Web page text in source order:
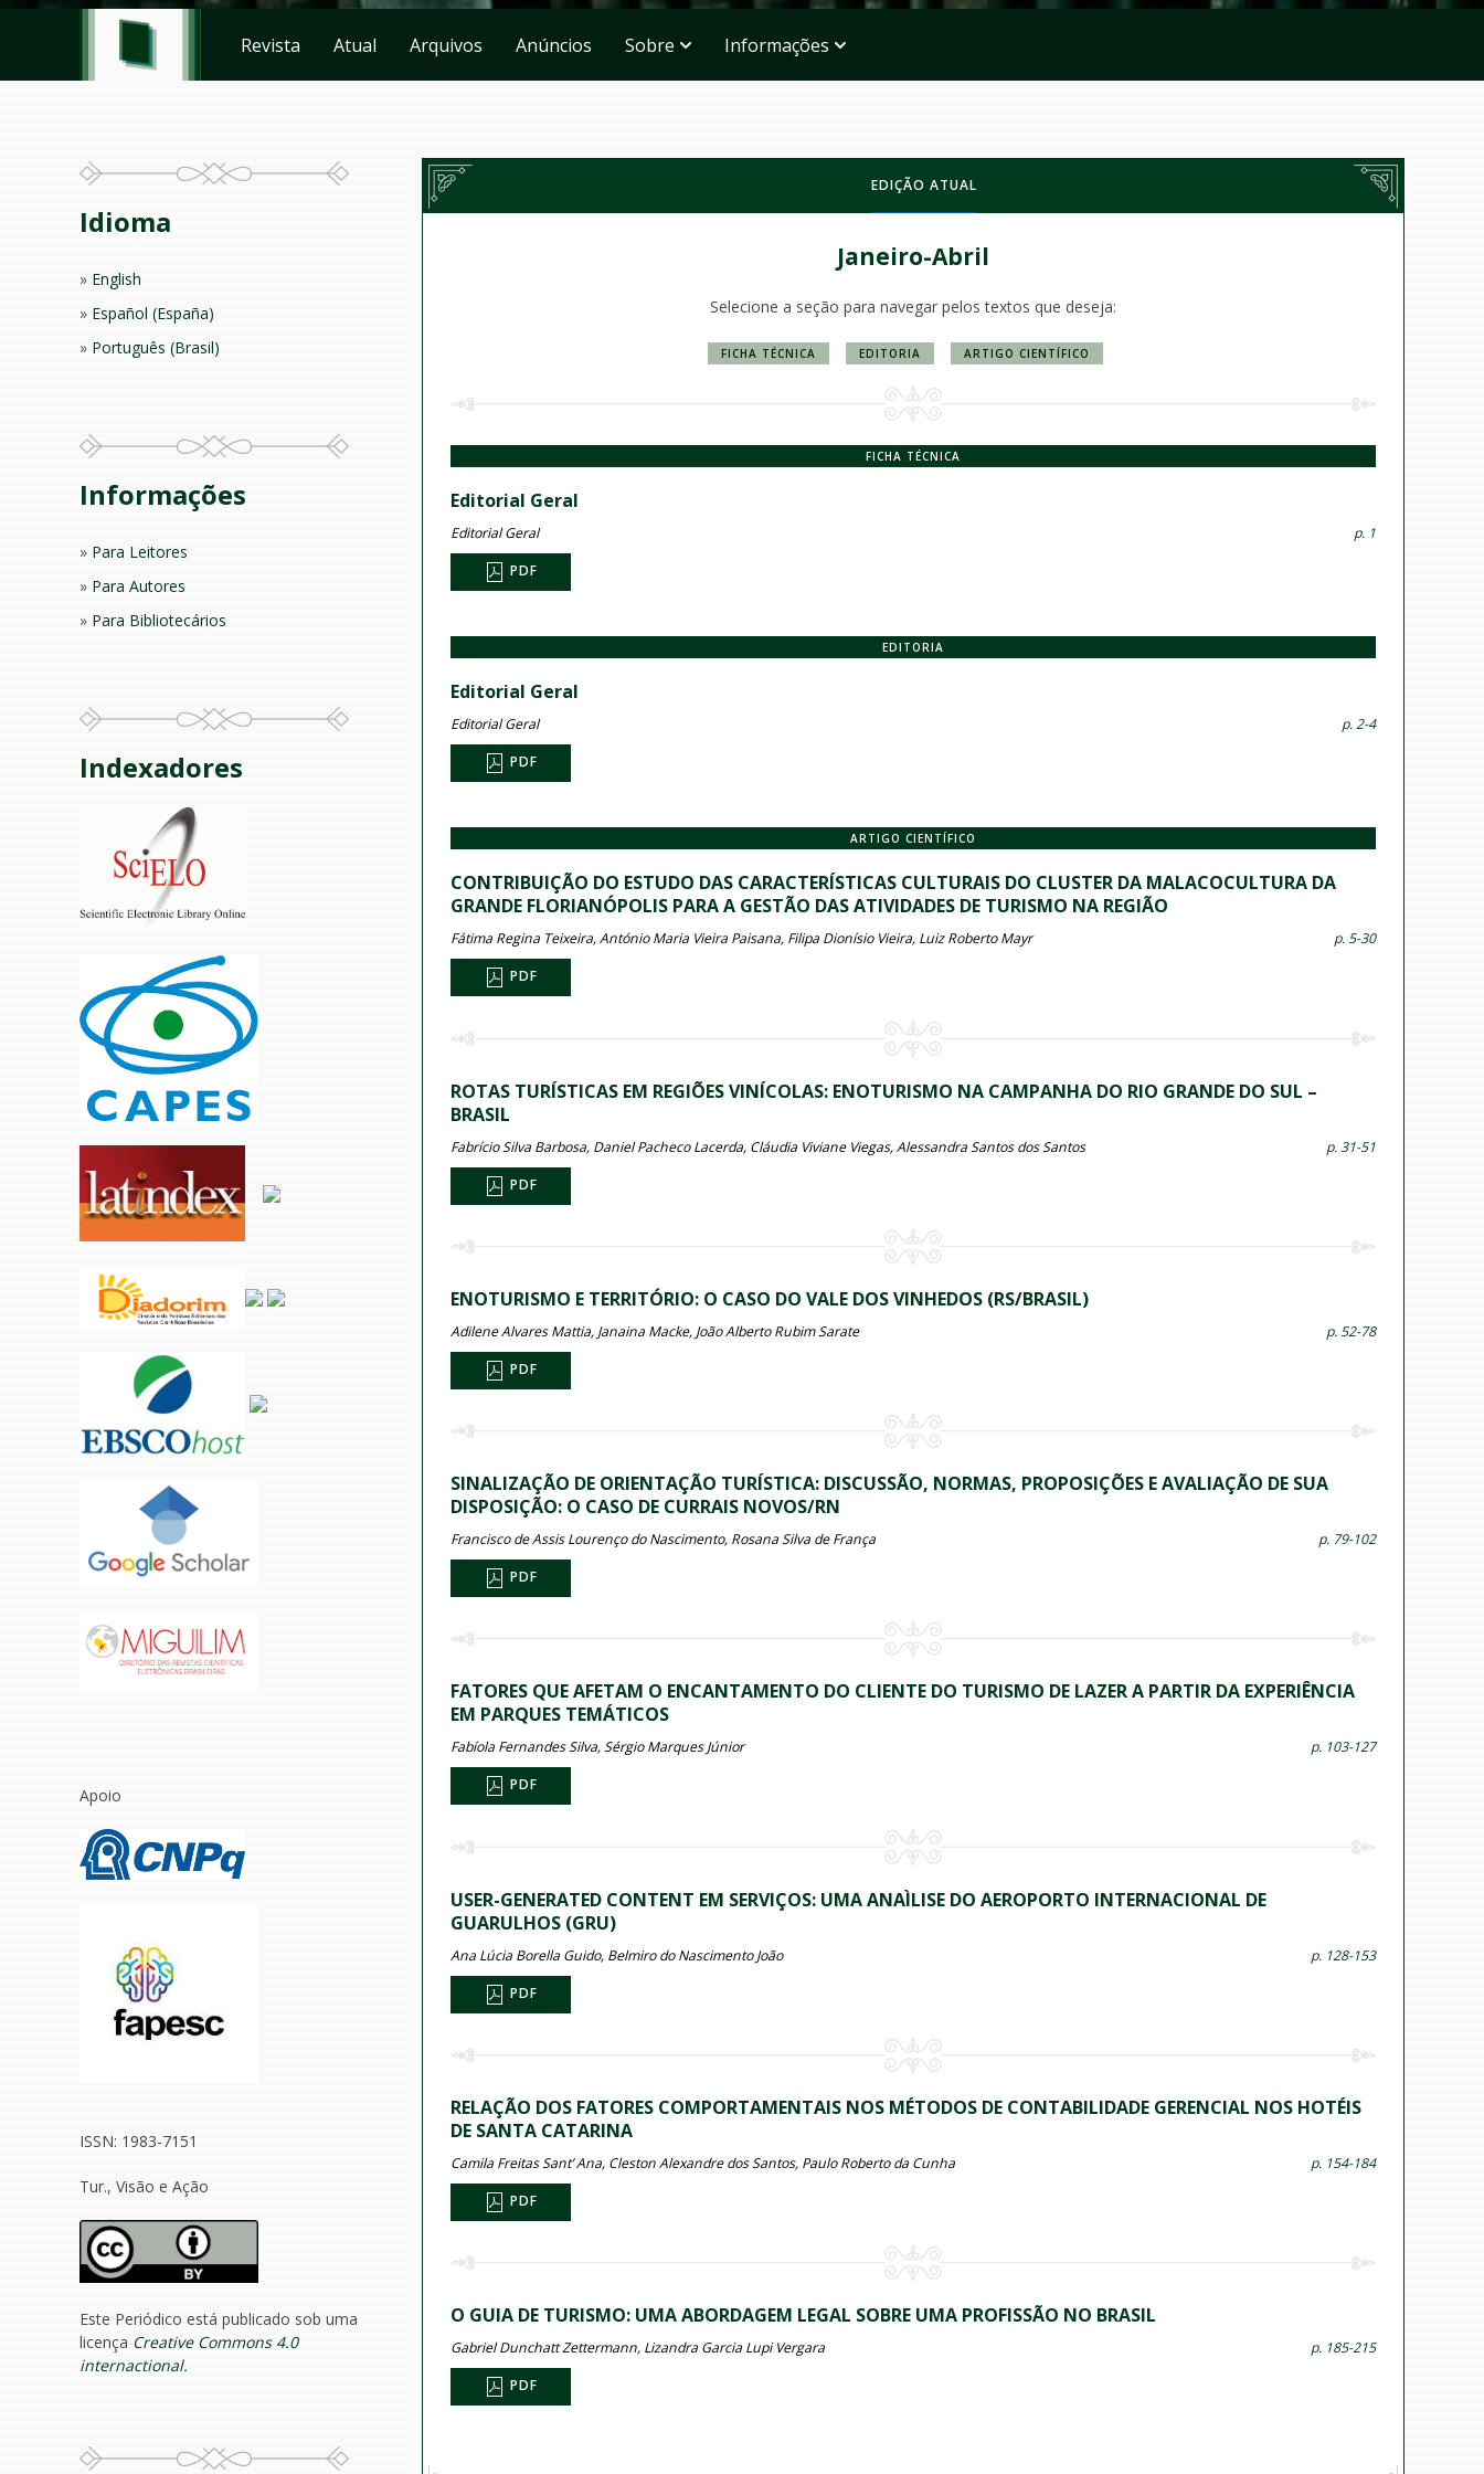
Revista Atual Arquivos Anúncios Sobre Informações
EDIÇÃO ATUAL
Janeiro-Abril
Selecione a seção para navegar pelos textos que deseja:
FICHA TÉCNICA EDITORIA ARTIGO CIENTÍFICO
FICHA TÉCNICA
Editorial Geral
Editorial Geral p. 1
PDF
EDITORIA
Editorial Geral
Editorial Geral p. 2-4
PDF
ARTIGO CIENTÍFICO
CONTRIBUIÇÃO DO ESTUDO DAS CARACTERÍSTICAS CULTURAIS DO CLUSTER DA MALACOCULTURA DA
GRANDE FLORIANÓPOLIS PARA A GESTÃO DAS ATIVIDADES DE TURISMO NA REGIÃO
Fátima Regina Teixeira, António Maria Vieira Paisana, Filipa Dionísio Vieira, Luiz Roberto Mayr p. 5-30
PDF
ROTAS TURÍSTICAS EM REGIÕES VINÍCOLAS: ENOTURISMO NA CAMPANHA DO RIO GRANDE DO SUL –
BRASIL
Fabrício Silva Barbosa, Daniel Pacheco Lacerda, Cláudia Viviane Viegas, Alessandra Santos dos Santos p. 31-51
PDF
ENOTURISMO E TERRITÓRIO: O CASO DO VALE DOS VINHEDOS (RS/BRASIL)
Adilene Alvares Mattia, Janaina Macke, João Alberto Rubim Sarate p. 52-78
PDF
SINALIZAÇÃO DE ORIENTAÇÃO TURÍSTICA: DISCUSSÃO, NORMAS, PROPOSIÇÕES E AVALIAÇÃO DE SUA
DISPOSIÇÃO: O CASO DE CURRAIS NOVOS/RN
Francisco de Assis Lourenço do Nascimento, Rosana Silva de França p. 79-102
PDF
FATORES QUE AFETAM O ENCANTAMENTO DO CLIENTE DO TURISMO DE LAZER A PARTIR DA EXPERIÊNCIA
EM PARQUES TEMÁTICOS
Fabíola Fernandes Silva, Sérgio Marques Júnior p. 103-127
PDF
USER-GENERATED CONTENT EM SERVIÇOS: UMA ANAÌLISE DO AEROPORTO INTERNACIONAL DE
GUARULHOS (GRU)
Ana Lúcia Borella Guido, Belmiro do Nascimento João p. 128-153
PDF
RELAÇÃO DOS FATORES COMPORTAMENTAIS NOS MÉTODOS DE CONTABILIDADE GERENCIAL NOS HOTÉIS
DE SANTA CATARINA
Camila Freitas Sant’ Ana, Cleston Alexandre dos Santos, Paulo Roberto da Cunha p. 154-184
PDF
O GUIA DE TURISMO: UMA ABORDAGEM LEGAL SOBRE UMA PROFISSÃO NO BRASIL
Gabriel Dunchatt Zettermann, Lizandra Garcia Lupi Vergara p. 185-215
PDF
Idioma
English
Español (España)
Português (Brasil)
Informações
Para Leitores
Para Autores
Para Bibliotecários
Indexadores
Apoio
ISSN: 1983-7151
Tur., Visão e Ação
Este Periódico está publicado sob uma
licença Creative Commons 4.0
internactional.